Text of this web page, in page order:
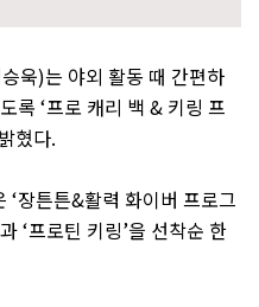
욱)는 야외 활동 때 간편하
록 ‘프로 캐리 백 & 키링 프
혔다.
‘장튼튼&활력 화이버 프로그
과‘프로틴 키링’을 선착순 한